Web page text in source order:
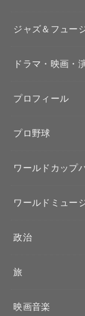
ジャズ＆フュー
ドラマ・映画・
プロフィール
プロ野球
ワールドカップ
ワールドミュー
政治
旅
映画音楽